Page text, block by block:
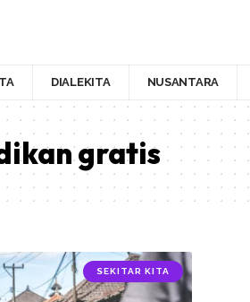
DIALEKITA NUSANTARA
gratis
SEKITAR KITA